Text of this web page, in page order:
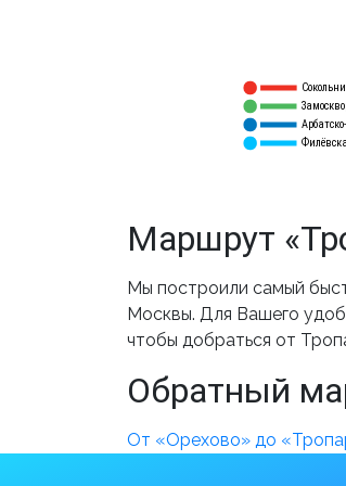
Маршрут
Мы построили самый
Москвы. Для Вашего
чтобы добраться от
Обратный
От «Орехово» до